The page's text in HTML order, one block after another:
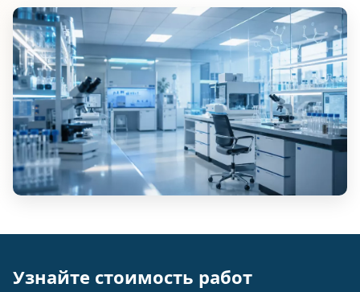
Узнайте стоимость работ